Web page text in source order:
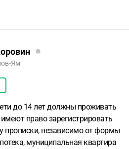
Ям
до 14 лет должны проживать
право зарегистрировать
прописки, независимо от формы
муниципальная квартира